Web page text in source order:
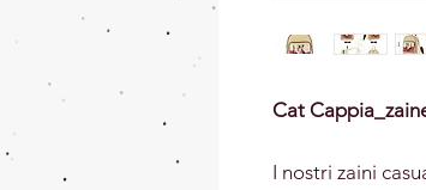
Cat
I nostri zaini